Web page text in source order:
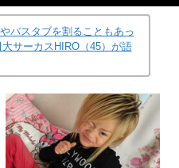
バスタブを割ることもあっ
サーカスHIRO（45）が語